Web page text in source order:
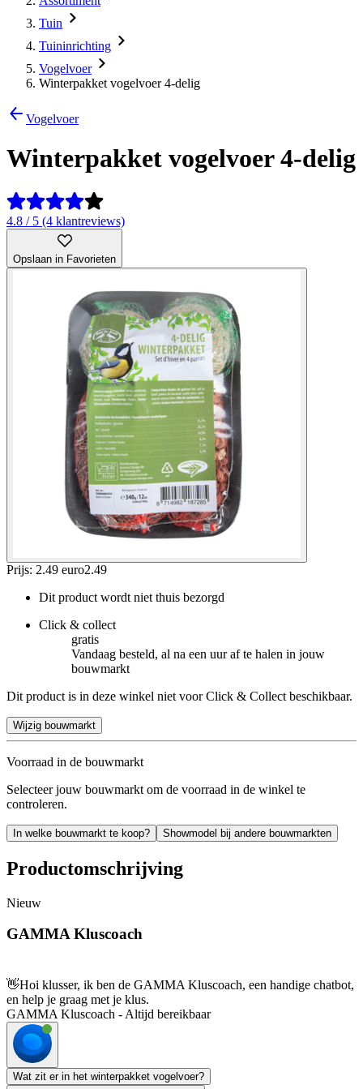
Tuin
Tuininrichting
Vogelvoer
Winterpakket vogelvoer 4-delig
Vogelvoer
Winterpakket vogelvoer 4-delig
4.8 / 5 (4 klantreviews)
Opslaan in Favorieten
Prijs: 2.49 euro2.49
Dit product wordt niet thuis bezorgd
Click & collect
gratis
Vandaag besteld, al na een uur af te halen in jouw
bouwmarkt
Dit product is in deze winkel niet voor Click & Collect beschikbaar.
Wijzig bouwmarkt
Voorraad in de bouwmarkt
Selecteer jouw bouwmarkt om de voorraad in de winkel te
controleren.
In welke bouwmarkt te koop? Showmodel bij andere bouwmarkten
Productomschrijving
Nieuw
GAMMA Kluscoach
👋Hoi klusser, ik ben de GAMMA Kluscoach, een handige chatbot,
en help je graag met je klus.
GAMMA Kluscoach - Altijd bereikbaar
Wat zit er in het winterpakket vogelvoer?